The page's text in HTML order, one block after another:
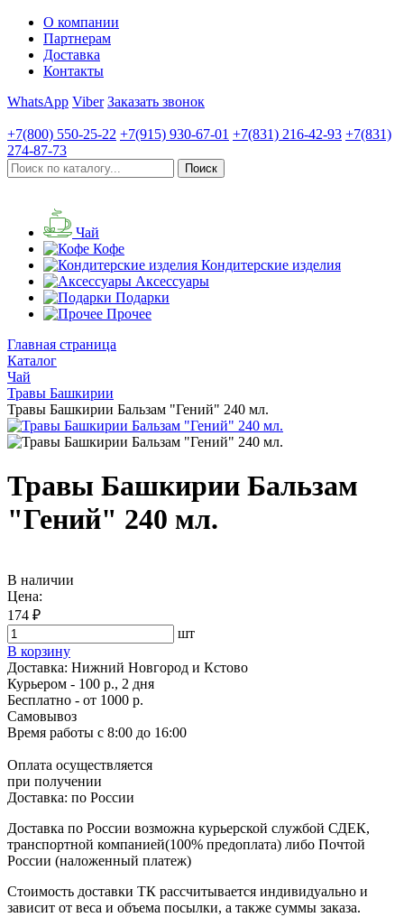
О компании
Партнерам
Доставка
Контакты
WhatsApp Viber Заказать звонок
+7(800) 550-25-22 +7(915) 930-67-01 +7(831) 216-42-93 +7(831)
274-87-73
Чай
Кофе
Кондитерские изделия
Аксессуары
Подарки
Прочее
Главная страница
Каталог
Чай
Травы Башкирии
Травы Башкирии Бальзам "Гений" 240 мл.
Травы Башкирии Бальзам
"Гений" 240 мл.
В наличии
Цена:
174 ₽
шт
В корзину
Доставка: Нижний Новгород и Кстово
Курьером - 100 р., 2 дня
Бесплатно - от 1000 р.
Самовывоз
Время работы с 8:00 до 16:00
Оплата осуществляется
при получении
Доставка: по России
Доставка по России возможна курьерской службой СДЕК,
транспортной компанией(100% предоплата) либо Почтой
России (наложенный платеж)
Стоимость доставки ТК рассчитывается индивидуально и
зависит от веса и объема посылки, а также суммы заказа.